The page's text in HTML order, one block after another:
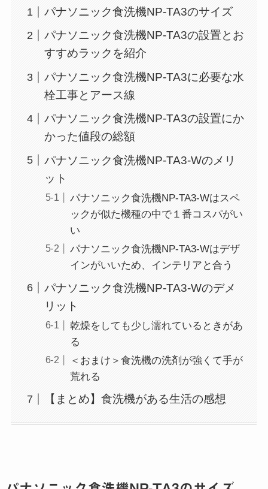
パナソニック食洗機NP-TA3のサイズ
パナソニック食洗機NP-TA3の設置とお
すすめラックを紹介
パナソニック食洗機NP-TA3に必要な水
栓工事とアース線
パナソニック食洗機NP-TA3の設置にか
かった値段の総額
パナソニック食洗機NP-TA3-Wのメリ
ット
パナソニック食洗機NP-TA3-Wはスペ
ックが似た機種の中で１番コスパがい
い
パナソニック食洗機NP-TA3-Wはデザ
インがいいため、インテリアと合う
パナソニック食洗機NP-TA3-Wのデメ
リット
乾燥をしても少し濡れているときがあ
る
＜おまけ＞食洗機の洗剤が強くて手が
荒れる
【まとめ】食洗機がある生活の感想